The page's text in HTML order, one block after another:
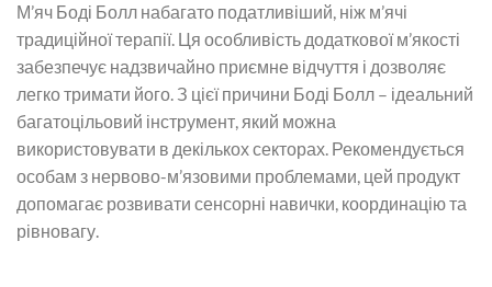
М’яч Боді Болл набагато податливіший, ніж м’ячі
традиційної терапії. Ця особливість додаткової м’якості
забезпечує надзвичайно приємне відчуття і дозволяє
легко тримати його. З цієї причини Боді Болл – ідеальний
багатоцільовий інструмент, який можна
використовувати в декількох секторах. Рекомендується
особам з нервово-м’язовими проблемами, цей продукт
допомагає розвивати сенсорні навички, координацію та
рівновагу.